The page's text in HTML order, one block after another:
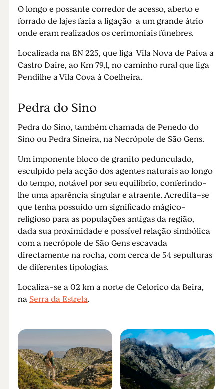
O longo e possante corredor de acesso, aberto e
forrado de lajes fazia a ligação a um grande átrio
onde eram realizados os cerimoniais fúnebres.
Localizada na EN 225, que liga Vila Nova de Paiva a
Castro Daire, ao Km 79,1, no caminho rural que liga
Pendilhe a Vila Cova à Coelheira.
Pedra do Sino
Pedra do Sino, também chamada de Penedo do
Sino ou Pedra Sineira, na Necrópole de São Gens.
Um imponente bloco de granito pedunculado,
esculpido pela acção dos agentes naturais ao longo
do tempo, notável por seu equilíbrio, conferindo-
lhe uma aparência singular e atraente. Acredita-se
que tenha possuído um significado mágico-
religioso para as populações antigas da região,
dada sua proximidade e possível relação simbólica
com a necrópole de São Gens escavada
directamente na rocha, com cerca de 54 sepulturas
de diferentes tipologias.
Localiza-se a 02 km a norte de Celorico da Beira,
naSerra da Estrela.